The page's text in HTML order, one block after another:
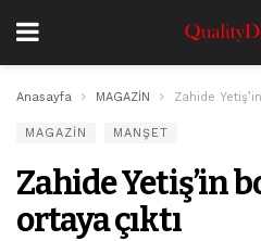
Anasayfa MAGAZİN Zahide
MAGAZİN MANŞET
Zahide Yetiş’in
ortaya çıktı